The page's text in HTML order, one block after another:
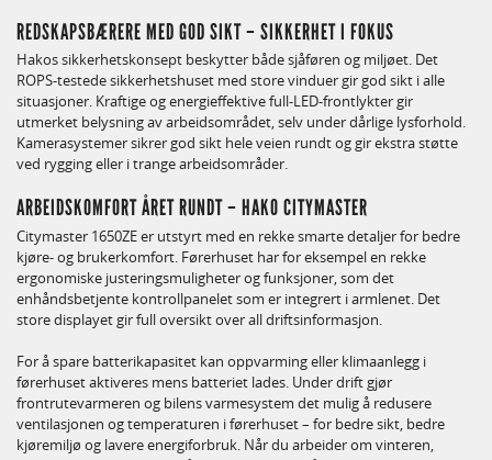
REDSKAPSBÆRERE MED GOD SIKT – SIKKERHET I FOKUS
Hakos sikkerhetskonsept beskytter både sjåføren og miljøet. Det
ROPS-testede sikkerhetshuset med store vinduer gir god sikt i alle
situasjoner. Kraftige og energieffektive full-LED-frontlykter gir
utmerket belysning av arbeidsområdet, selv under dårlige lysforhold.
Kamerasystemer sikrer god sikt hele veien rundt og gir ekstra støtte
ved rygging eller i trange arbeidsområder.
ARBEIDSKOMFORT ÅRET RUNDT – HAKO CITYMASTER
Citymaster 1650ZE er utstyrt med en rekke smarte detaljer for bedre
kjøre- og brukerkomfort. Førerhuset har for eksempel en rekke
ergonomiske justeringsmuligheter og funksjoner, som det
enhåndsbetjente kontrollpanelet som er integrert i armlenet. Det
store displayet gir full oversikt over all driftsinformasjon.
For å spare batterikapasitet kan oppvarming eller klimaanlegg i
førerhuset aktiveres mens batteriet lades. Under drift gjør
frontrutevarmeren og bilens varmesystem det mulig å redusere
ventilasjonen og temperaturen i førerhuset – for bedre sikt, bedre
kjøremiljø og lavere energiforbruk. Når du arbeider om vinteren,